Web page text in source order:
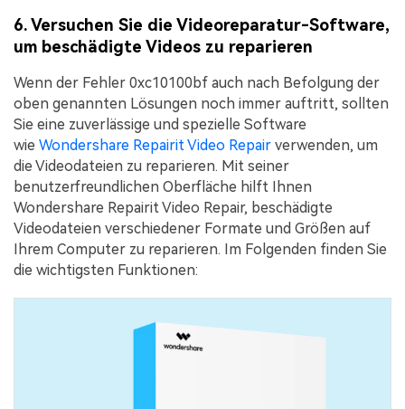
6. Versuchen Sie die Videoreparatur-Software,
um beschädigte Videos zu reparieren
Wenn der Fehler 0xc10100bf auch nach Befolgung der
oben genannten Lösungen noch immer auftritt, sollten
Sie eine zuverlässige und spezielle Software
wie Wondershare Repairit Video Repair verwenden, um
die Videodateien zu reparieren. Mit seiner
benutzerfreundlichen Oberfläche hilft Ihnen
Wondershare Repairit Video Repair, beschädigte
Videodateien verschiedener Formate und Größen auf
Ihrem Computer zu reparieren. Im Folgenden finden Sie
die wichtigsten Funktionen: